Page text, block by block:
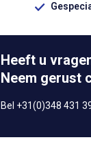
Heeft u
Neem gerust
Bel +31(0)348 431